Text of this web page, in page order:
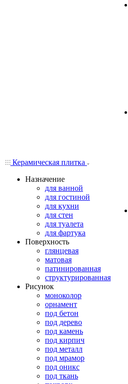
Керамическая плитка
Назначение
для ванной
для гостиной
для кухни
для стен
для туалета
для фартука
Поверхность
глянцевая
матовая
патинированная
структурированная
Рисунок
моноколор
орнамент
под бетон
под дерево
под камень
под кирпич
под металл
под мрамор
под оникс
под ткань